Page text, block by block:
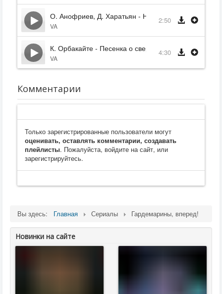
О. Анофриев, Д. Харатьян - Не вешать нос
VA
2:50
К. Орбакайте - Песенка о сверчке
VA
4:30
Комментарии
Только зарегистрированные пользователи могут
оценивать, оставлять комментарии, создавать
плейлисты. Пожалуйста, войдите на сайт, или
зарегистрируйтесь.
Вы здесь: Главная Сериалы Гардемарины, вперед!
Новинки на сайте